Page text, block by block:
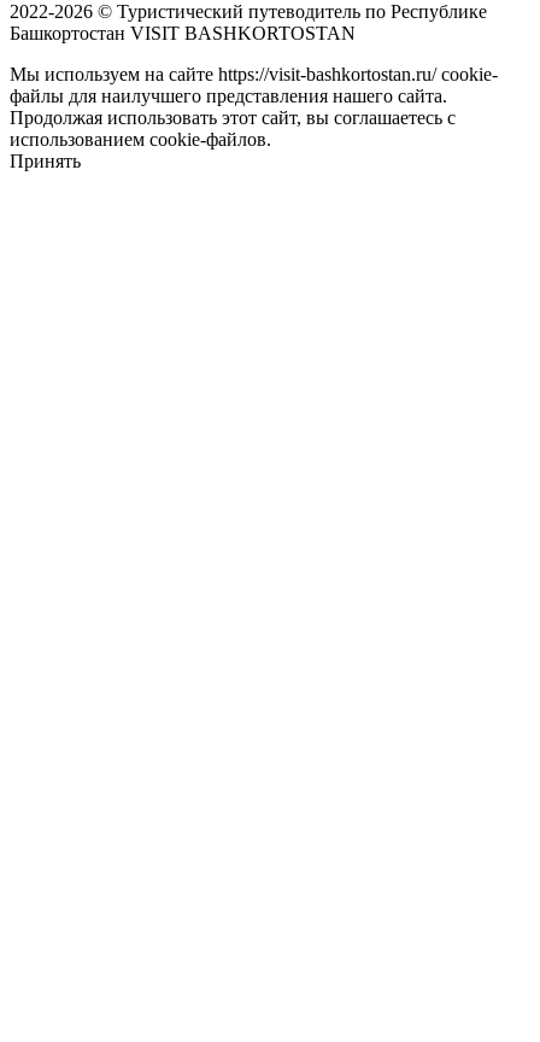
2022-2026 © Туристический путеводитель по Республике
Башкортостан VISIT BASHKORTOSTAN
Мы используем на сайте https://visit-bashkortostan.ru/ cookie-
файлы для наилучшего представления нашего сайта.
Продолжая использовать этот сайт, вы соглашаетесь с
использованием cookie-файлов.
Принять